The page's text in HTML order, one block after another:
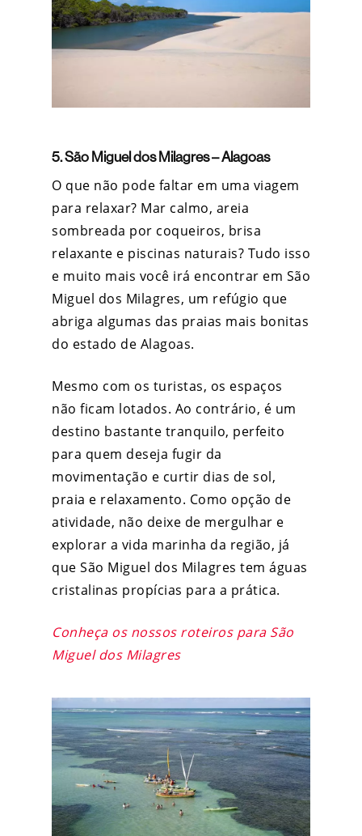
5. São Miguel dos Milagres – Alagoas
O que não pode faltar em uma viagem
para relaxar? Mar calmo, areia
sombreada por coqueiros, brisa
relaxante e piscinas naturais? Tudo isso
e muito mais você irá encontrar em São
Miguel dos Milagres, um refúgio que
abriga algumas das praias mais bonitas
do estado de Alagoas.
Mesmo com os turistas, os espaços
não ficam lotados. Ao contrário, é um
destino bastante tranquilo, perfeito
para quem deseja fugir da
movimentação e curtir dias de sol,
praia e relaxamento. Como opção de
atividade, não deixe de mergulhar e
explorar a vida marinha da região, já
que São Miguel dos Milagres tem águas
cristalinas propícias para a prática.
Conheça os nossos roteiros para São
Miguel dos Milagres